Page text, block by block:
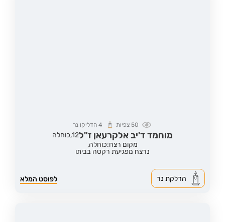
50 צפיות 4הדליקו נר
מוחמד ד'יב אלקרעאן ז"ל12, כוחלה
מקום רצח:כוחלה,
נרצח מפגיעת רקטה בביתו
לפוסט המלא הדלקת נר